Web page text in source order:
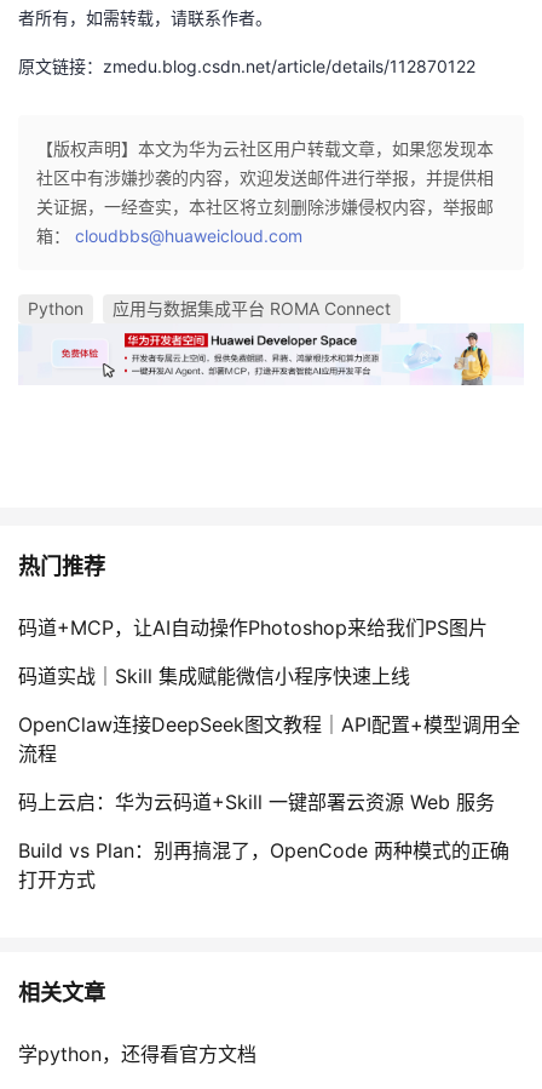
者所有，如需转载，请联系作者。
原文链接：zmedu.blog.csdn.net/article/details/112870122
【版权声明】本文为华为云社区用户转载文章，如果您发现本
社区中有涉嫌抄袭的内容，欢迎发送邮件进行举报，并提供相
关证据，一经查实，本社区将立刻删除涉嫌侵权内容，举报邮
箱： cloudbbs@huaweicloud.com
Python 应用与数据集成平台 ROMA Connect
热门推荐
码道+MCP，让AI自动操作Photoshop来给我们PS图片
码道实战｜Skill 集成赋能微信小程序快速上线
OpenClaw连接DeepSeek图文教程｜API配置+模型调用全
流程
码上云启：华为云码道+Skill 一键部署云资源 Web 服务
Build vs Plan：别再搞混了，OpenCode 两种模式的正确
打开方式
相关文章
学python，还得看官方文档